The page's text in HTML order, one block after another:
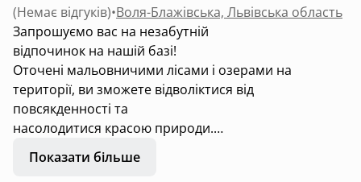
(Немає відгуків)•Воля-Блажівська, Львівська область
Запрошуємо вас на незабутній
відпочинок на нашій базі!
Оточені мальовничими лісами і озерами на
території, ви зможете відволіктися від
повсякденності та
насолодитися красою природи.
Чекають на вас: зручні будиночки, можливість
смажити шашлики,відновлення в чані або бані,
Показати більше